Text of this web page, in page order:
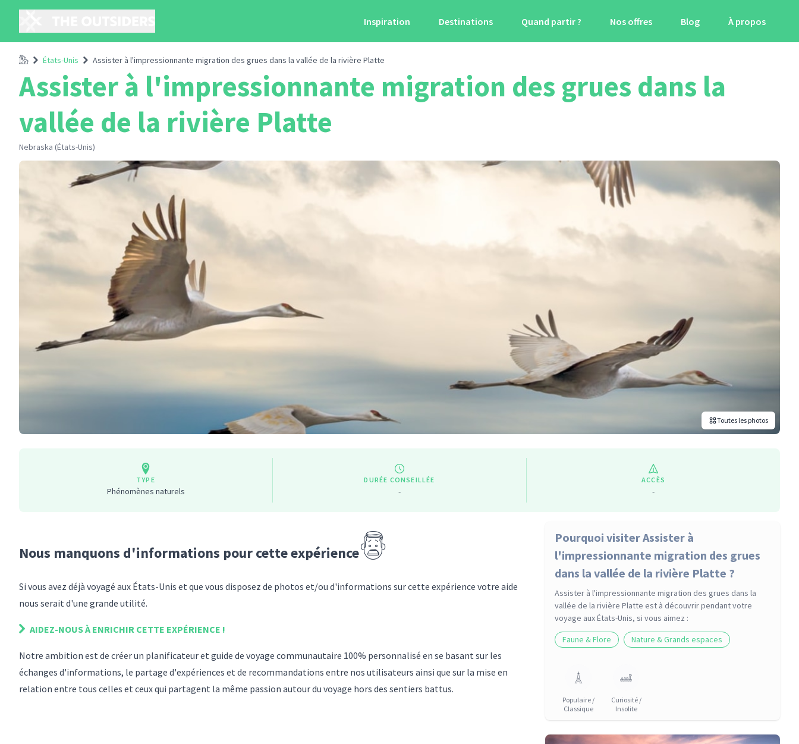
Inspiration Destinations Quand partir ? Nos offres Blog À propos
AccueilÉtats-Unis Assister à l'impressionnante migration des grues dans la vallée de la rivière Platte
Assister à l'impressionnante migration des grues dans la
vallée de la rivière Platte
Nebraska (États-Unis)
Toutes les photos
TYPE
Phénomènes naturels
DURÉE CONSEILLÉE
-
ACCÈS
-
Nous manquons d'informations pourcette expérience
Si vous avez déjà voyagé aux États-Unis et que vous disposez de photos et/ou d'informations surcette expérience votre aide
nous serait d'une grande utilité.
AIDEZ-NOUS À ENRICHIR CETTE EXPÉRIENCE !
Notre ambition est de créer un planificateur et guide de voyage communautaire 100% personnalisé en se basant sur les
échanges d'informations, le partage d'expériences et de recommandations entre nos utilisateurs ainsi que sur la mise en
relation entre tous celles et ceux qui partagent la même passion autour du voyage hors des sentiers battus.
Pourquoi visiter Assister à
l'impressionnante migration des grues
dans la vallée de la rivière Platte ?
Assister à l'impressionnante migration des grues dans la
vallée de la rivière Platte est à découvrir pendant votre
voyage aux États-Unis, si vous aimez :
Faune & Flore
Nature & Grands espaces
Populaire /
Classique
Curiosité /
Insolite